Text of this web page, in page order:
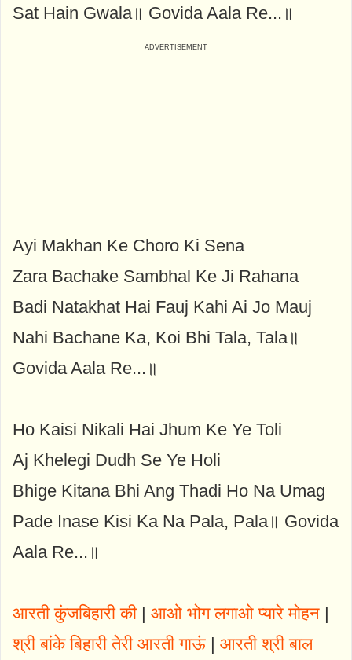
Sat Hain Gwala॥ Govida Aala Re...॥
Ayi Makhan Ke Choro Ki Sena
Zara Bachake Sambhal Ke Ji Rahana
Badi Natakhat Hai Fauj Kahi Ai Jo Mauj
Nahi Bachane Ka, Koi Bhi Tala, Tala॥
Govida Aala Re...॥
Ho Kaisi Nikali Hai Jhum Ke Ye Toli
Aj Khelegi Dudh Se Ye Holi
Bhige Kitana Bhi Ang Thadi Ho Na Umag
Pade Inase Kisi Ka Na Pala, Pala॥ Govida
Aala Re...॥
आरती कुंजबिहारी की| आओ भोग लगाओ प्यारे मोहन |
श्री बांके बिहारी तेरी आरती गाऊं | आरती श्री बाल